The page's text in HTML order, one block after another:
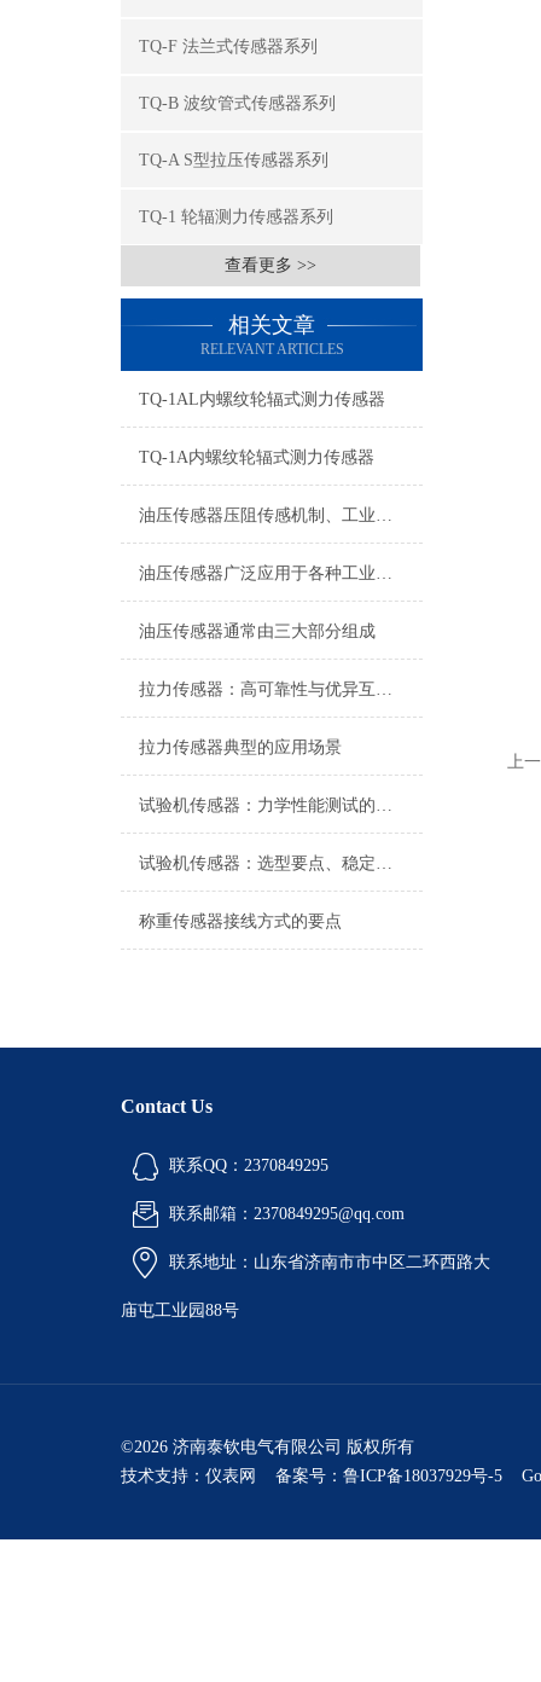
TQ-F 法兰式传感器系列
TQ-B 波纹管式传感器系列
TQ-A S型拉压传感器系列
TQ-1 轮辐测力传感器系列
查看更多 >>
相关文章
RELEVANT ARTICLES
TQ-1AL内螺纹轮辐式测力传感器
TQ-1A内螺纹轮辐式测力传感器
油压传感器压阻传感机制、工业工况适配与标准化运维管理
油压传感器广泛应用于各种工业自控环境
油压传感器通常由三大部分组成
拉力传感器：高可靠性与优异互换性的技术解析
拉力传感器典型的应用场景
试验机传感器：力学性能测试的核心组件解析
试验机传感器：选型要点、稳定性及分类详解
称重传感器接线方式的要点
上
Contact Us
联系QQ：2370849295
联系邮箱：2370849295@qq.com
联系地址：山东省济南市市中区二环西路大
庙屯工业园88号
©2026 济南泰钦电气有限公司 版权所有
技术支持： 仪表网 备案号：鲁ICP备18037929号-5